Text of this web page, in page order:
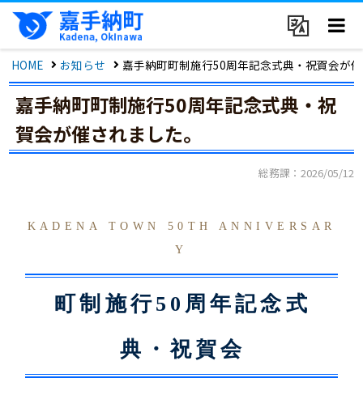
HOME お知らせ 嘉手納町町制施行50周年記念式典・祝賀会が
嘉手納町町制施行50周年記念式典・祝
賀会が催されました。
総務課：2026/05/12
KADENA TOWN 50TH ANNIVERSAR
Y
町制施行50周年記念式
典・祝賀会